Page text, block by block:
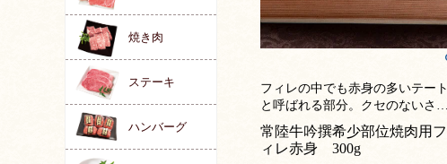
焼き肉
ステーキ
ハンバーグ
フィレの中でも赤身の多いテート
と呼ばれる部分。クセのないさっ
ぱりとした味わいでお肉を感じら
れる食感です。1頭から3％しか採
れない最高部位
常陸牛吟撰希少部位焼肉用フ
ィレ赤身 300g